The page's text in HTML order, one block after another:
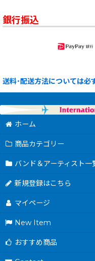
銀行振込
送料･配送方法については必
ホーム
商品カテゴリー
バンド＆アーティスト一
新規登録はこちら
マイページ
New Item
おすすめ商品